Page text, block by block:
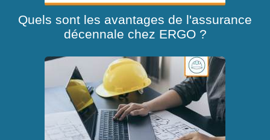
Quels sont les avantages de l'assurance
décennale chez ERGO ?